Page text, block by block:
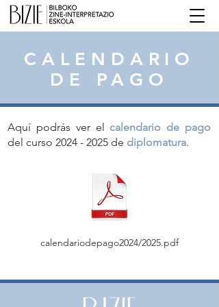
CALENDARIO
DE PAGO
Aquí podrás ver el calendario de pago
del curso 2024 - 2025 de diplomatura.
calendariodepago2024/2025.pdf